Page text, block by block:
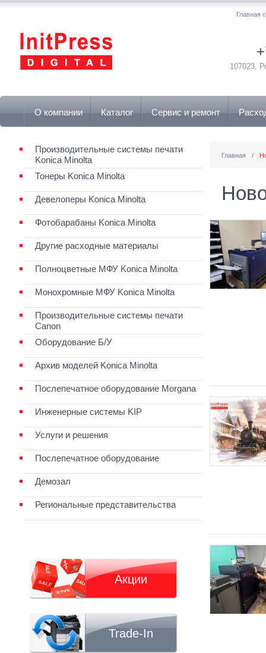
Главная
107023,
О компании Каталог Сервис и ремонт
Главная /
Производительные системы печати
Konica Minolta
Тонеры Konica Minolta
Девелоперы Konica Minolta
Фотобарабаны Konica Minolta
Другие расходные материалы
Полноцветные МФУ Konica Minolta
Монохромные МФУ Konica Minolta
Производительные системы печати
Canon
Оборудование Б/У
Архив моделей Konica Minolta
Послепечатное оборудование Morgana
Инженерные системы KIP
Услуги и решения
Послепечатное оборудование
Демозал
Региональные представительства
Акции
Trade-In